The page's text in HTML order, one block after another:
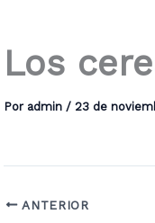
Los
Por admin / 23 de
ANTERIOR